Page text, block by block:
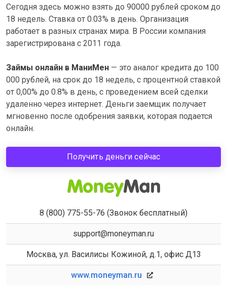
Сегодня здесь можно взять до 90000 рублей сроком до
18 недель. Ставка от 0.03% в день. Организация
работает в разных странах мира. В России компания
зарегистрирована с 2011 года.
Займы онлайн в МаниМен — это аналог кредита до 100
000 рублей, на срок до 18 недель, c процентной ставкой
от 0,00% до 0.8% в день, с проведением всей сделки
удаленно через интернет. Деньги заемщик получает
мгновенно после одобрения заявки, которая подается
онлайн.
Получить деньги сейчас
8 (800) 775-55-76 (Звонок бесплатный)
support@moneyman.ru
Москва, ул. Василисы Кожиной, д.1, офис Д13
www.moneyman.ru